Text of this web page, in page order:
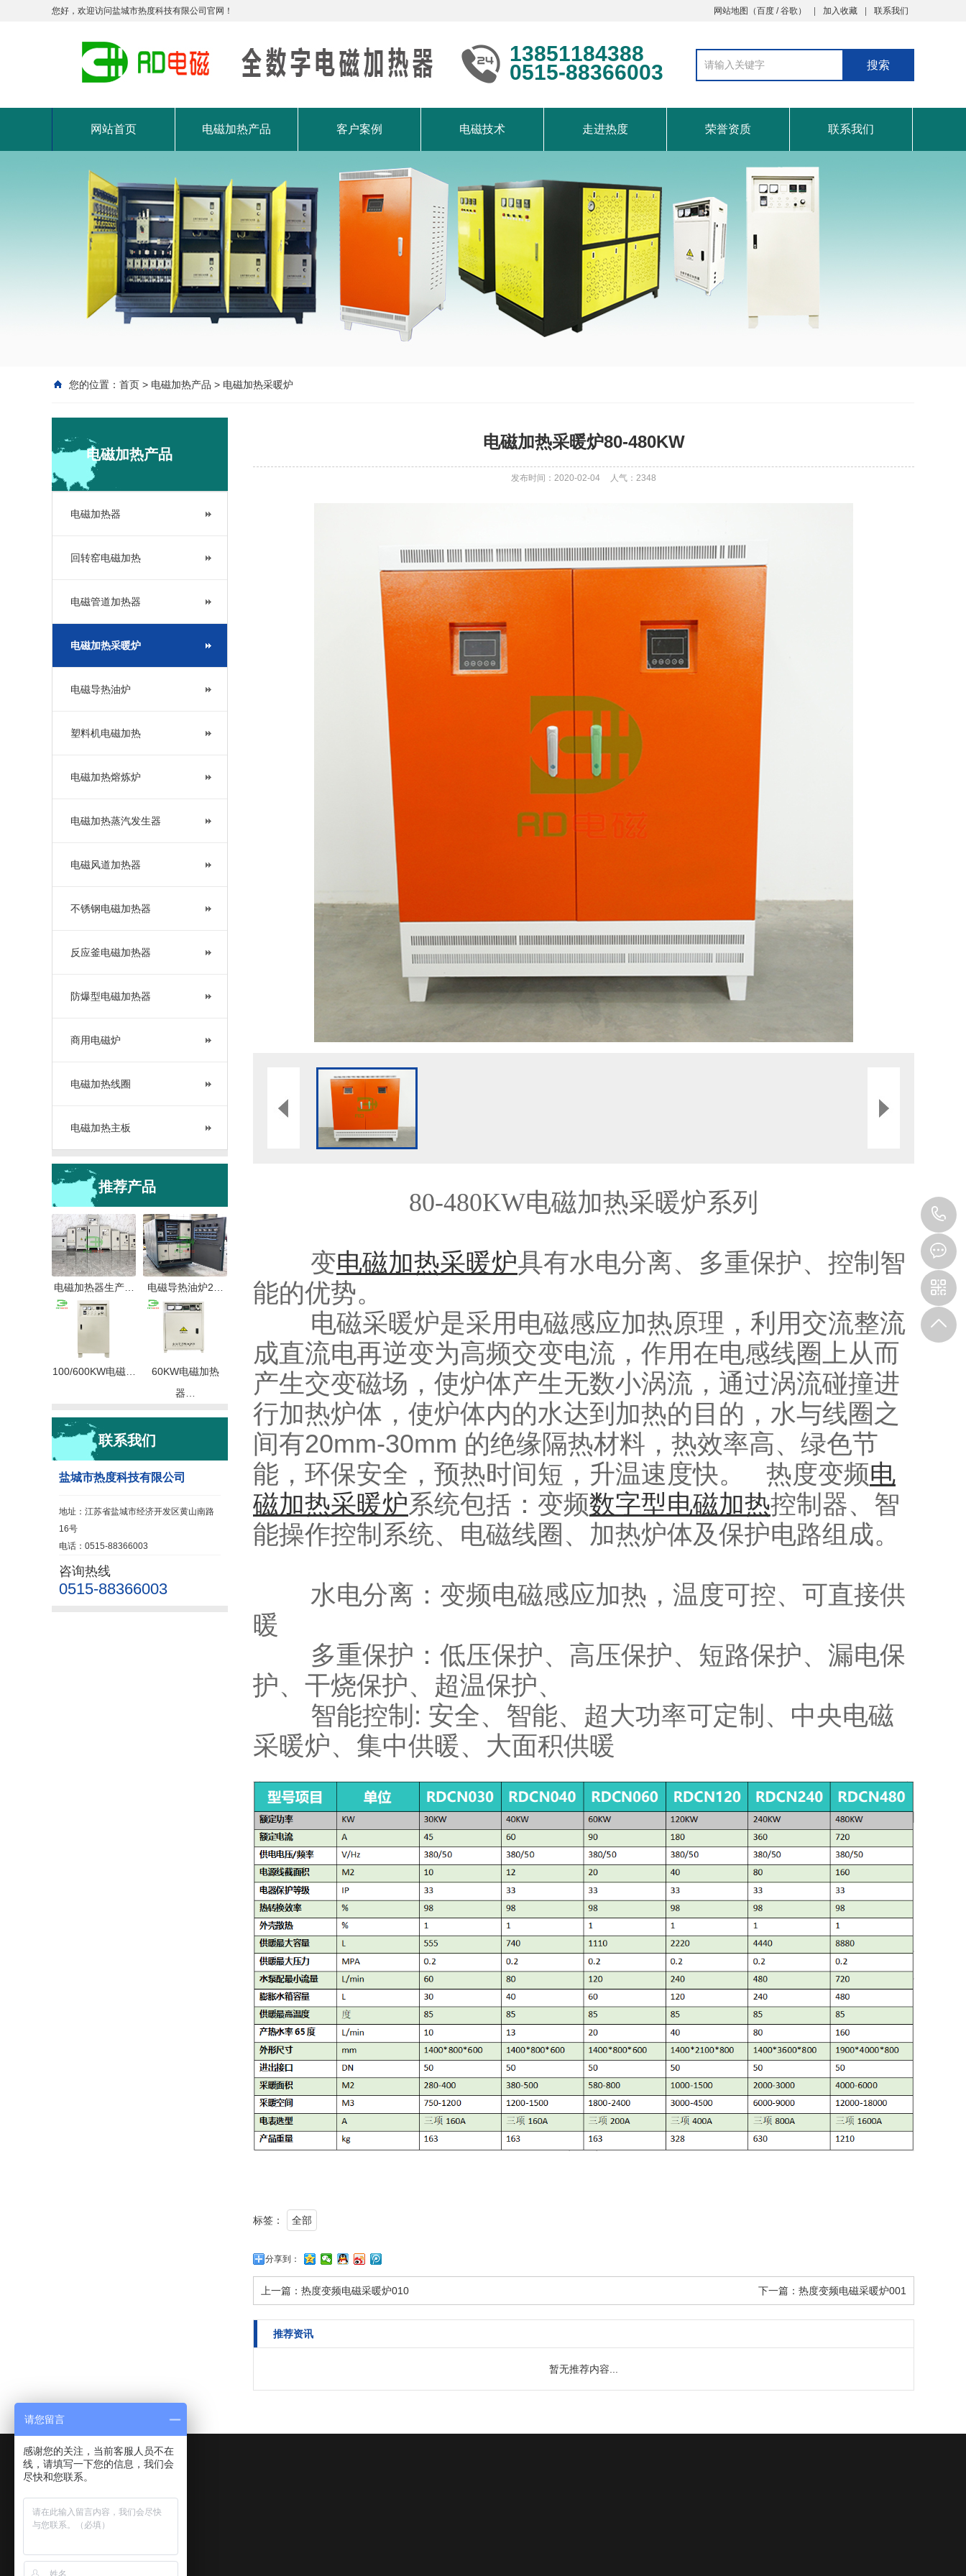
您好，欢迎访问盐城市热度科技有限公司官网！ 网站地图 （百度 /谷歌 ） 加入收藏 联系我们
13851184388
0515-88366003
网站首页 电磁加热产品 客户案例 电磁技术 走进热度 荣誉资质 联系我们
您的位置： 首页 > 电磁加热产品 > 电磁加热采暖炉
电磁加热产品
电磁加热器
回转窑电磁加热
电磁管道加热器
电磁加热采暖炉
电磁导热油炉
塑料机电磁加热
电磁加热熔炼炉
电磁加热蒸汽发生器
电磁风道加热器
不锈钢电磁加热器
反应釜电磁加热器
防爆型电磁加热器
商用电磁炉
电磁加热线圈
电磁加热主板
推荐产品
电磁加热器生产… 电磁导热油炉2…
100/600KW电磁…
60KW电磁加热
器…
联系我们
盐城市热度科技有限公司
地址：江苏省盐城市经济开发区黄山南路
16号
电话：0515-88366003
咨询热线
0515-88366003
电磁加热采暖炉80-480KW
发布时间：2020-02-04 人气： 2348
80-480KW电磁加热采暖炉系列
变电磁加热采暖炉具有水电分离、多重保护、控制智
能的优势。
电磁采暖炉是采用电磁感应加热原理，利用交流整流
成直流电再逆变为高频交变电流，作用在电感线圈上从而
产生交变磁场，使炉体产生无数小涡流，通过涡流碰撞进
行加热炉体，使炉体内的水达到加热的目的，水与线圈之
间有20mm-30mm 的绝缘隔热材料，热效率高、绿色节
能，环保安全，预热时间短，升温速度快。 热度变频电
磁加热采暖炉系统包括：变频数字型电磁加热控制器、智
能操作控制系统、电磁线圈、加热炉体及保护电路组成。
水电分离：变频电磁感应加热，温度可控、可直接供
暖
多重保护：低压保护、高压保护、短路保护、漏电保
护、干烧保护、超温保护、
智能控制: 安全、智能、超大功率可定制、中央电磁
采暖炉、集中供暖、大面积供暖
标签： 全部
分享到：
上一篇： 热度变频电磁采暖炉010 下一篇： 热度变频电磁采暖炉001
推荐资讯
暂无推荐内容...
请您留言
感谢您的关注，当前客服人员不在
线，请填写一下您的信息，我们会
尽快和您联系。